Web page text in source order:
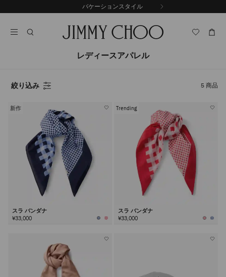
ン
ス
ラ
バケーションスタイル
レディースアパレル
絞り込み 5商品
新作
スラ バンダナ
¥33,000
Trending
スラ バンダナ
¥33,000